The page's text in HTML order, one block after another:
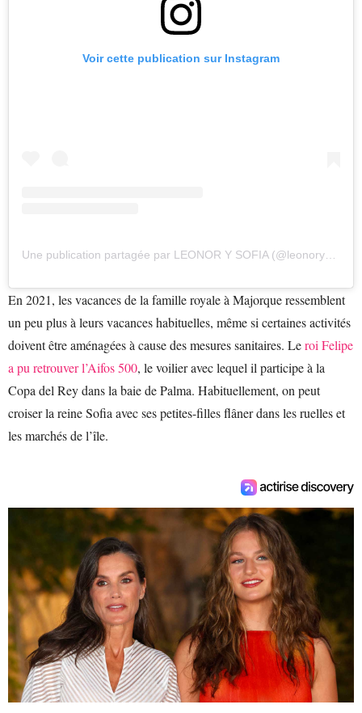
Voir cette publication sur Instagram
En 2021, les vacances de la famille royale à Majorque ressemblent
un peu plus à leurs vacances habituelles, même si certaines activités
doivent être aménagées à cause des mesures sanitaires. Leroi Felipe
a pu retrouver l’Aifos 500, le voilier avec lequel il participe à la
Copa del Rey dans la baie de Palma. Habituellement, on peut
croiser la reine Sofia avec ses petites-filles flâner dans les ruelles et
les marchés de l’île.